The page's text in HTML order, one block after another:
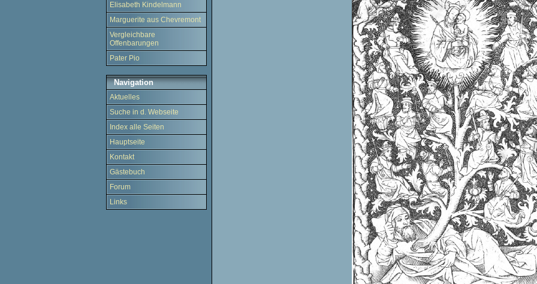
Elisabeth Kindelmann
Marguerite aus Chevremont
Vergleichbare
Offenbarungen
Pater Pio
Navigation
Aktuelles
Suche in d. Webseite
Index alle Seiten
Hauptseite
Kontakt
Gästebuch
Forum
Links